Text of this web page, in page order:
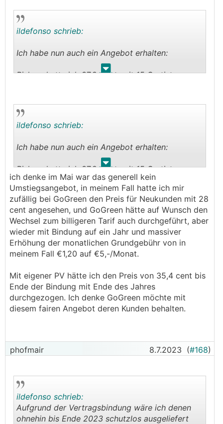
. .
ildefonso schrieb:
Ich habe nun auch ein Angebot erhalten:
Bislang hatte ich 37,8 Cent, mit 15 Gratistagen
Jetzt wird mit angeboten: 29,4 Cent mit
(zusätzlichen?) 60 Gratistagen.
Vertagsbindung ändert sich scheinbar nicht
garantiert ... was unter den momentanen
Rahmenbedingungen freilich keine Kunst ist).
Hab ich irgendwas übersehen? Warum tun die
das?
Aufgrund der Vertragsbindung wäre ich denen
ohnehin bis Ende 2023 schutzlos ausgeliefert
gewesen.
Warum senken die den Preis obwohl ich ohnehin
an sie gebunden bin?
Das erscheint mir absolut unlogisch.
PS: Im Mai hatte ich kein Umstiegsangebot
erhalten wie manche andere hier.
. .
ildefonso schrieb:
Ich habe nun auch ein Angebot erhalten:
Bislang hatte ich 37,8 Cent, mit 15 Gratistagen
und Vertragsbindung mit 31.12.2023
Jetzt wird mit angeboten: 29,4 Cent mit
(zusätzlichen?) 60 Gratistagen.
Vertagsbindung ändert sich scheinbar nicht
(der Preis wird außerdem bis Ende 2024
garantiert ... was unter den momentanen
Rahmenbedingungen freilich keine Kunst ist).
Hab ich irgendwas übersehen? Warum tun die
das?
Aufgrund der Vertragsbindung wäre ich denen
Warum senken die den Preis obwohl ich ohnehin
an sie gebunden bin?
PS: Im Mai hatte ich kein Umstiegsangebot
erhalten wie manche andere hier.
ich denke im Mai war das generell kein
Umstiegsangebot, in meinem Fall hatte ich mir
zufällig bei GoGreen den Preis für Neukunden mit 28
cent angesehen, und GoGreen hätte auf Wunsch den
Wechsel zum billigeren Tarif auch durchgeführt, aber
wieder mit Bindung auf ein Jahr und massiver
Erhöhung der monatlichen Grundgebühr von in
meinem Fall €1,20 auf €5,-/Monat.
Mit eigener PV hätte ich den Preis von 35,4 cent bis
Ende der Bindung mit Ende des Jahres
durchgezogen. Ich denke GoGreen möchte mit
diesem fairen Angebot deren Kunden behalten.
phofmair 8.7.2023 (#168)
ildefonso schrieb:
Aufgrund der Vertragsbindung wäre ich denen
ohnehin bis Ende 2023 schutzlos ausgeliefert